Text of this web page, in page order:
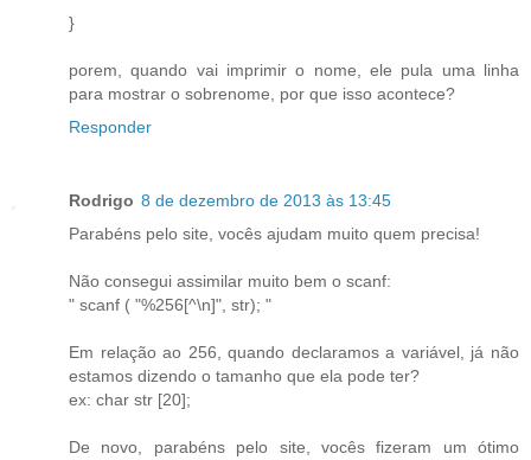
}
porem, quando vai imprimir o nome, ele pula uma linha
para mostrar o sobrenome, por que isso acontece?
Responder
Rodrigo 8 de dezembro de 2013 às 13:45
Parabéns pelo site, vocês ajudam muito quem precisa!
Não consegui assimilar muito bem o scanf:
" scanf ( "%256[^\n]", str); "
Em relação ao 256, quando declaramos a variável, já não
estamos dizendo o tamanho que ela pode ter?
ex: char str [20];
De novo, parabéns pelo site, vocês fizeram um ótimo